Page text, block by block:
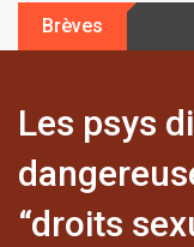
o
Brèves
Les psys
“droits